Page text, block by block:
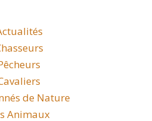
de Nature
Animaux